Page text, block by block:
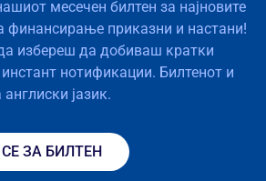
месечен билтен за најновите
финансирање приказни и настани!
избереш да добиваш кратки
нотификации. Билтенот и
јазик.
ЗА БИЛТЕН